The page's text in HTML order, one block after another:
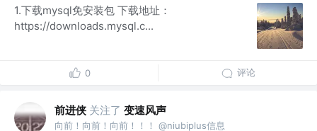
1.下载mysql免安装包 下载地址：
https://downloads.mysql.c...
0 评论
前进侠 关注了 变速风声
向前！向前！向前！！！ @niubiplus信息